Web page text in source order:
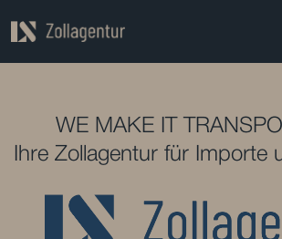
WE MAKE IT
Ihre Zollagentur für Importe